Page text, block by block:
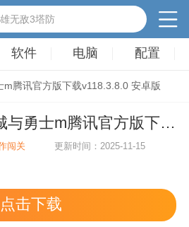
家园手游
软件 电脑 配置
m腾讯官方版下载v118.3.8.0 安卓版
地下城与勇士m腾讯官方版下载v118.3.8.0 安卓版
闯关 更新时间：2025-11-15
点击下载